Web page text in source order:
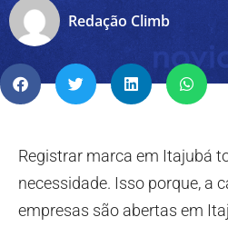
Redação Climb
Registrar marca em Itajubá
necessidade. Isso porque, a
empresas são abertas em